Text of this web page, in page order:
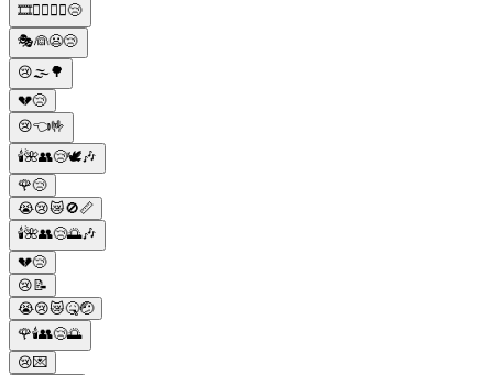
🎞👩‍❤️‍💋‍👨😢
🎭👰😦😢
😢🌫️🌳
💔😢
😢👈🤟
🕯️🌺👥😢🕊️🎶
🌹😢
😭😢😿🚫📏
🕯️🌺👥😢🌅🎶
💔😢
😢📝
😭😢😿🤒🤕
🌹🕯️👥😢🌅
😢💌